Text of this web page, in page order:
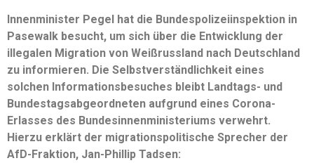
Innenminister Pegel hat die Bundespolizeiinspektion in
Pasewalk besucht, um sich über die Entwicklung der
illegalen Migration von Weißrussland nach Deutschland
zu informieren. Die Selbstverständlichkeit eines
solchen Informationsbesuches bleibt Landtags- und
Bundestagsabgeordneten aufgrund eines Corona-
Erlasses des Bundesinnenministeriums verwehrt.
Hierzu erklärt der migrationspolitische Sprecher der
AfD-Fraktion, Jan-Phillip Tadsen: